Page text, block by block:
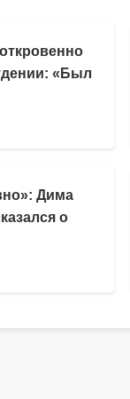
«Был
Дима
о